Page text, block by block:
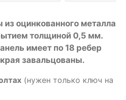
из оцинкованного металла
толщиной 0,5 мм.
имеет по 18 ребер
завальцованы.
(нужен только ключ на